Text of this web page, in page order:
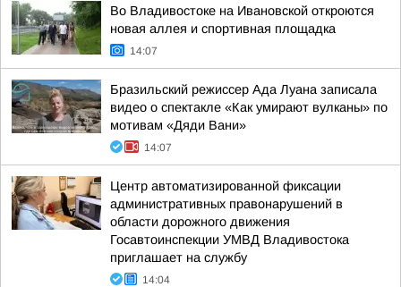
Во Владивостоке на Ивановской откроются
новая аллея и спортивная площадка
14:07
Бразильский режиссер Ада Луана записала
видео о спектакле «Как умирают вулканы» по
мотивам «Дяди Вани»
14:07
Центр автоматизированной фиксации
административных правонарушений в
области дорожного движения
Госавтоинспекции УМВД Владивостока
приглашает на службу
14:04